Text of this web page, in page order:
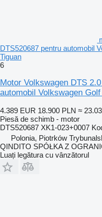
DTS520687 pentru automobil
Tiguan
6
Motor Volkswagen DTS
automobil Volkswagen
4.389 EUR 18.900 PLN ≈
Piesă de schimb - motor
DTS520687 XK1-023+0007
Polonia, Piotrków
QINDITO SPÓŁKA Z
Luați legătura cu vânzătorul